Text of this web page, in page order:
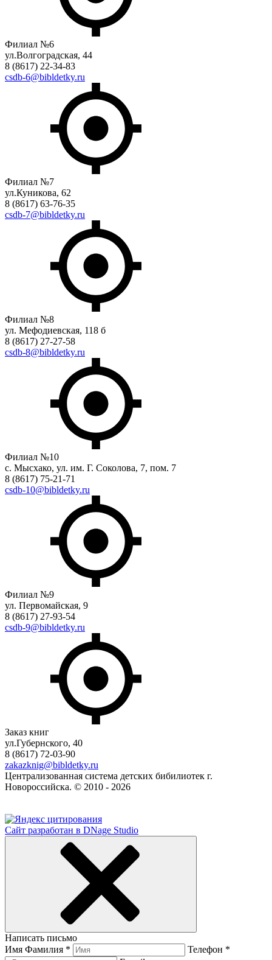
Филиал №6
ул.Волгоградская, 44
8 (8617) 22-34-83
csdb-6@bibldetky.ru
Филиал №7
ул.Куникова, 62
8 (8617) 63-76-35
csdb-7@bibldetky.ru
Филиал №8
ул. Мефодиевская, 118 б
8 (8617) 27-27-58
csdb-8@bibldetky.ru
Филиал №10
с. Мысхако, ул. им. Г. Соколова, 7, пом. 7
8 (8617) 75-21-71
csdb-10@bibldetky.ru
Филиал №9
ул. Первомайская, 9
8 (8617) 27-93-54
csdb-9@bibldetky.ru
Заказ книг
ул.Губернского, 40
8 (8617) 72-03-90
zakazknig@bibldetky.ru
Централизованная система детских бибилиотек г.
Новороссийска. © 2010 - 2026
Сайт разработан в DNage Studio
Написать письмо
Имя Фамилия *
Телефон *